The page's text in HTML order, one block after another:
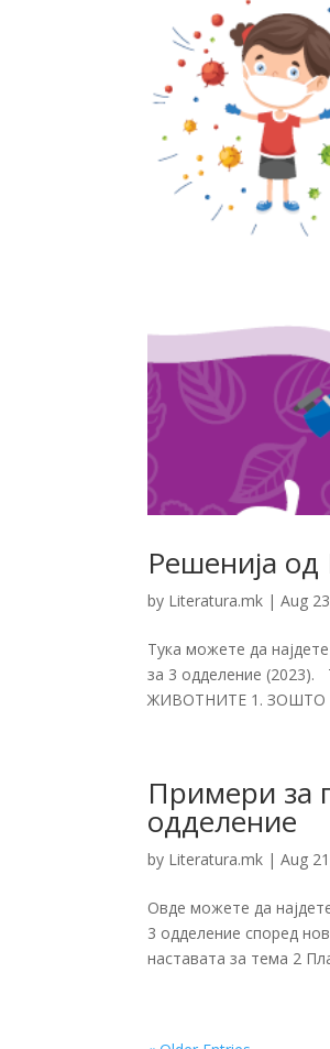
Решенија
by Literatura.mk |Aug
Тука можете да
за 3 одделение (2023).
ЖИВОТНИТЕ 1. ЗОШТО Е
Примери за
одделение
by Literatura.mk |Aug
Овде можете да
3 одделение според
наставата за тема 2